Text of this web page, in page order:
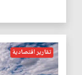
تقارير اقتصادية